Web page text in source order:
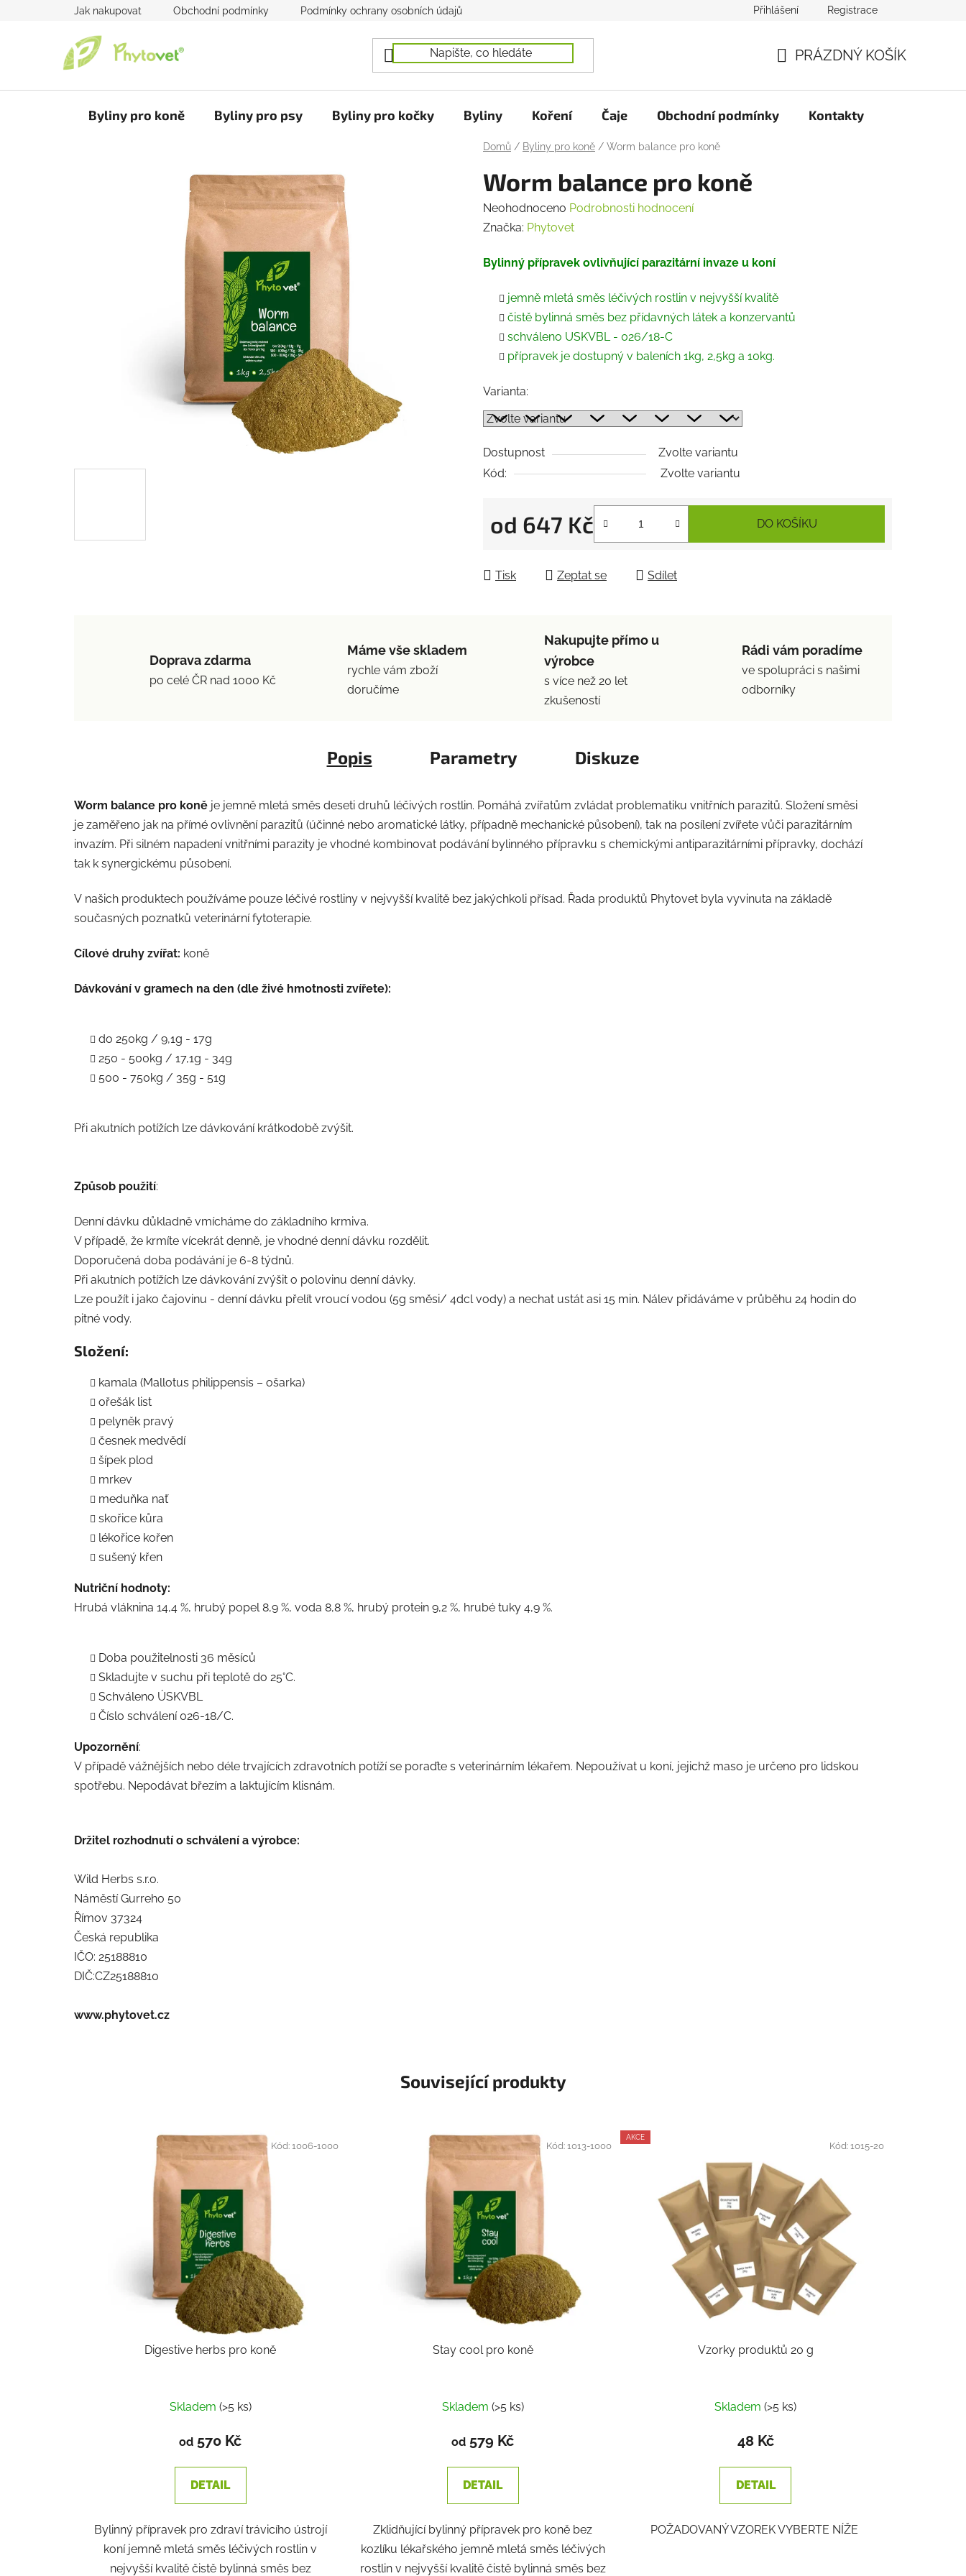
Jak nakupovat Obchodní podmínky Podmínky ochrany osobních údajů Přihlášení Registrace
KOŠÍK
PRÁZDNÝ KOŠÍK
Byliny pro koně Byliny pro psy Byliny pro kočky Byliny Koření Čaje Obchodní podmínky Kontakty
Domů / Byliny pro koně / Worm balance pro koně
Worm balance pro koně
Průměrné
hodnocení
je
hvězdiček.
Neohodnoceno Podrobnosti hodnocení
Značka: Phytovet
Bylinný přípravek ovlivňující parazitární invaze u koní
jemně mletá směs léčivých rostlin v nejvyšší kvalitě
čistě bylinná směs bez přídavných látek a konzervantů
schváleno USKVBL - 026/18-C
přípravek je dostupný v baleních 1kg, 2,5kg a 10kg.
Varianta:
Dostupnost
Zvolte variantu
Kód:
Zvolte variantu
od 647 Kč DO KOŠÍKU
Tisk Zeptat se Sdílet
Doprava zdarma
po celé ČR nad 1000 Kč
Máme vše skladem
rychle vám zboží
doručíme
Nakupujte přímo u
výrobce
s více než 20 let
zkušeností
Rádi vám poradíme
ve spolupráci s našimi
odborníky
Popis Parametry Diskuze
Worm balance pro koně je jemně mletá směs deseti druhů léčivých rostlin. Pomáhá zvířatům zvládat problematiku vnitřních parazitů. Složení směsi
je zaměřeno jak na přímé ovlivnění parazitů (účinné nebo aromatické látky, případně mechanické působení), tak na posílení zvířete vůči parazitárním
invazím. Při silném napadení vnitřními parazity je vhodné kombinovat podávání bylinného přípravku s chemickými antiparazitárními přípravky, dochází
tak k synergickému působení.
V našich produktech používáme pouze léčivé rostliny v nejvyšší kvalitě bez jakýchkoli přísad. Řada produktů Phytovet byla vyvinuta na základě
současných poznatků veterinární fytoterapie.
Cílové druhy zvířat: koně
Dávkování v gramech na den (dle živé hmotnosti zvířete):
do 250kg / 9,1g - 17g
250 - 500kg / 17,1g - 34g
500 - 750kg / 35g - 51g
Při akutních potížích lze dávkování krátkodobě zvýšit.
Způsob použití:
Denní dávku důkladně vmícháme do základního krmiva.
V případě, že krmíte vícekrát denně, je vhodné denní dávku rozdělit.
Doporučená doba podávání je 6-8 týdnů.
Při akutních potížích lze dávkování zvýšit o polovinu denní dávky.
Lze použít i jako čajovinu - denní dávku přelít vroucí vodou (5g směsi/ 4dcl vody) a nechat ustát asi 15 min. Nálev přidáváme v průběhu 24 hodin do
pitné vody.
Složení:
kamala (Mallotus philippensis – ošarka)
ořešák list
pelyněk pravý
česnek medvědí
šípek plod
mrkev
meduňka nať
skořice kůra
lékořice kořen
sušený křen
Nutriční hodnoty:
Hrubá vláknina 14,4 %, hrubý popel 8,9 %, voda 8,8 %, hrubý protein 9,2 %, hrubé tuky 4,9 %.
Doba použitelnosti 36 měsíců
Skladujte v suchu při teplotě do 25°C.
Schváleno ÚSKVBL
Číslo schválení 026-18/C.
Upozornění:
V případě vážnějších nebo déle trvajících zdravotních potíží se poraďte s veterinárním lékařem. Nepoužívat u koní, jejichž maso je určeno pro lidskou
spotřebu. Nepodávat březím a laktujícím klisnám.
Držitel rozhodnutí o schválení a výrobce:
Wild Herbs s.r.o.
Náměstí Gurreho 50
Římov 37324
Česká republika
IČO: 25188810
DIČ:CZ25188810
www.phytovet.cz
Související produkty
Digestive herbs pro koně
Skladem (>5 ks)
od 570 Kč
DETAIL
Bylinný přípravek pro zdraví trávicího ústrojí
koní jemně mletá směs léčivých rostlin v
nejvyšší kvalitě čistě bylinná směs bez
Kód:1006-1000
Stay cool pro koně
Skladem (>5 ks)
od 579 Kč
DETAIL
Zklidňující bylinný přípravek pro koně bez
kozlíku lékařského jemně mletá směs léčivých
rostlin v nejvyšší kvalitě čistě bylinná směs bez
Kód:1013-1000
AKCE
Vzorky produktů 20 g
hodnocení
produktu
2,2
z
hvězdiček.
Skladem(>5 ks)
48 Kč
DETAIL
POŽADOVANÝ VZOREK VYBERTE NÍŽE
Kód:1015-20